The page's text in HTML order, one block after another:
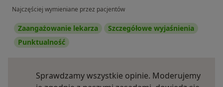
Najczęściej wymieniane przez pacjentów
Zaangażowanie lekarza
Szczegółowe wyjaśnienia
Punktualność
Sprawdzamy wszystkie opinie. Moderujemy